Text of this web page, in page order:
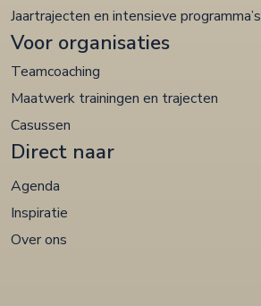
Jaartrajecten en intensieve programma’s
Voor organisaties
Teamcoaching
Maatwerk trainingen en trajecten
Casussen
Direct naar
Agenda
Inspiratie
Over ons